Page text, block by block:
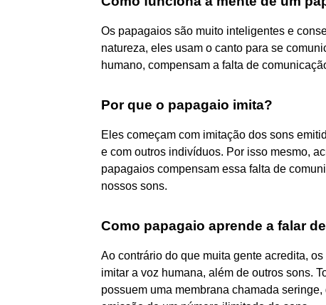
Os papagaios são muito inteligentes e
natureza, eles usam o canto para se
humano, compensam a falta de
Por que o papagaio imita?
Eles começam com imitação dos sons
e com outros indivíduos. Por isso mesmo,
papagaios compensam essa falta de
nossos sons.
Como papagaio aprende a falar
Ao contrário do que muita gente acredita,
imitar a voz humana, além de outros sons.
possuem uma membrana chamada